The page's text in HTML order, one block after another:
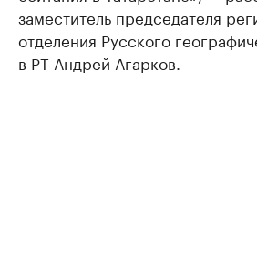
заместитель председателя
отделения Русского
в РТ Андрей Агарков.